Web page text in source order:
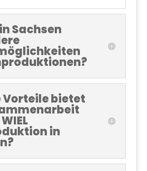
Sachsen
Vorteile bietet
in